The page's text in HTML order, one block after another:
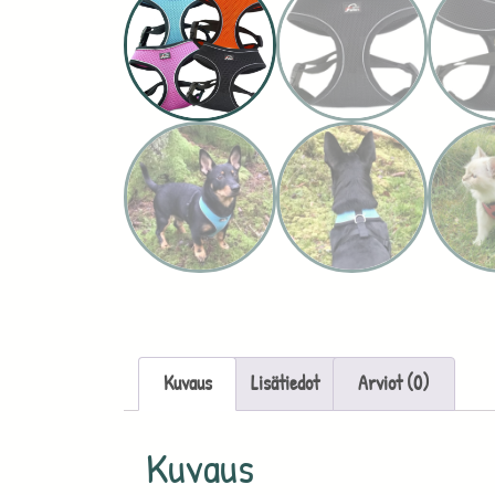
Kuvaus Lisätiedot Arviot (0)
Kuvaus